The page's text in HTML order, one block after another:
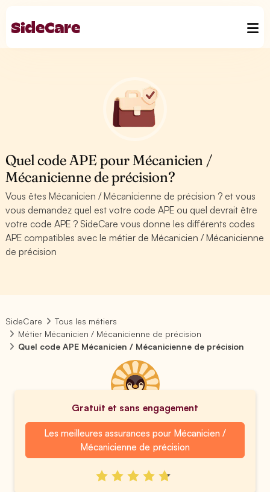
Quel code APE pour Mécanicien /
Mécanicienne de précision?
Vous êtes Mécanicien / Mécanicienne de précision ? et vous
vous demandez quel est votre code APE ou quel devrait être
votre code APE ? SideCare vous donne les différents codes
APE compatibles avec le métier de Mécanicien / Mécanicienne
de précision
SideCare
Tous les métiers
Métier Mécanicien / Mécanicienne de précision
Quel code APE Mécanicien / Mécanicienne de précision
Gratuit et sans engagement
Les meilleures assurances pour Mécanicien /
Mécanicienne de précision